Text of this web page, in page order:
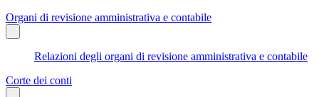
Organi di revisione amministrativa e contabile
Relazioni degli organi di revisione amministrativa e contabile
Corte dei conti